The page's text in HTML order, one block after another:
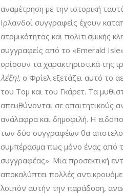
αναμέτρηση με την ιστορική
Ιρλανδοί συγγραφείς έχουν
ατομικότητας και πολιτισμικής
συγγραφείς από το «Εmerald
ορίσουν τα χαρακτηριστικά της
λέξη!, ο Φρίελ εξετάζει αυτό το
του Τομ και του Γκάρετ. Τα
απευθύνονται σε απαιτητικούς
ανάλαφρα και δημοφιλή. Η
των δύο συγγραφέων θα
συμπέρασμα πως μόνο ένας από
συγγραφέας». Μια προσεκτική
αποκαλύπτει πολλές
λοιπόν αυτήν την παράδοση,